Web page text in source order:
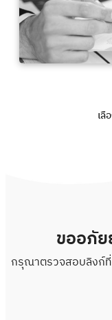
เลื
ขออภัย
กรุณาตรวจสอบลิงก์